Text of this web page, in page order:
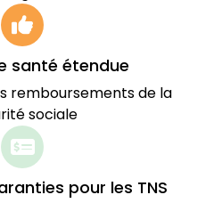
santé étendue
remboursements de la
sociale
pour les TNS